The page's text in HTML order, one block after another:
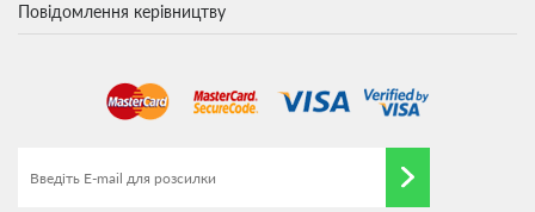
Повідомлення керівництву